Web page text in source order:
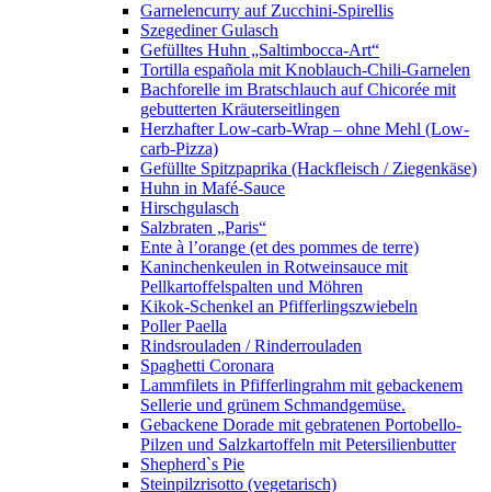
Garnelencurry auf Zucchini-Spirellis
Szegediner Gulasch
Gefülltes Huhn „Saltimbocca-Art“
Tortilla española mit Knoblauch-Chili-Garnelen
Bachforelle im Bratschlauch auf Chicorée mit
gebutterten Kräuterseitlingen
Herzhafter Low-carb-Wrap – ohne Mehl (Low-
carb-Pizza)
Gefüllte Spitzpaprika (Hackfleisch / Ziegenkäse)
Huhn in Mafé-Sauce
Hirschgulasch
Salzbraten „Paris“
Ente à l’orange (et des pommes de terre)
Kaninchenkeulen in Rotweinsauce mit
Pellkartoffelspalten und Möhren
Kikok-Schenkel an Pfifferlingszwiebeln
Poller Paella
Rindsrouladen / Rinderrouladen
Spaghetti Coronara
Lammfilets in Pfifferlingrahm mit gebackenem
Sellerie und grünem Schmandgemüse.
Gebackene Dorade mit gebratenen Portobello-
Pilzen und Salzkartoffeln mit Petersilienbutter
Shepherd`s Pie
Steinpilzrisotto (vegetarisch)